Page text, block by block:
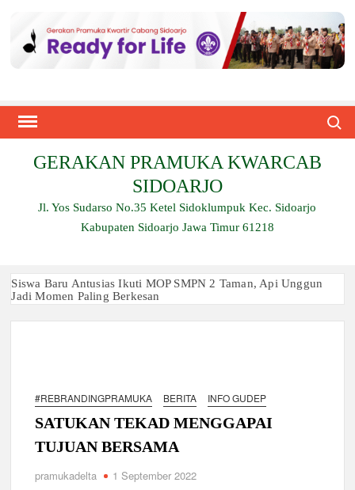
content
GERAKAN PRAMUKA KWARCAB
SIDOARJO
Jl. Yos Sudarso No.35 Ketel Sidoklumpuk Kec. Sidoarjo
Kabupaten Sidoarjo Jawa Timur 61218
Siswa Baru Antusias Ikuti MOP SMPN 2 Taman, Api Unggun
Jadi Momen Paling Berkesan
Relevansi Pemikiran Baden-Powell dalam Pembinaan
Generasi Muda di Era Digital
Semangat “Cerdas, Ceria, Cekatan” Warnai Pesta Siaga
Kwarran Sukodono Tahun 2026
#REBRANDINGPRAMUKA BERITA INFO GUDEP
SATUKAN TEKAD MENGGAPAI
TUJUAN BERSAMA
pramukadelta 1 September 2022